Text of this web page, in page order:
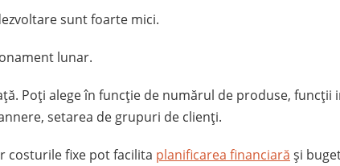
sunt foarte mici.
lunar.
Poți alege în funcție de numărul de produse,
setarea de grupuri de clienți.
costurile fixe pot facilita planificarea financiară și